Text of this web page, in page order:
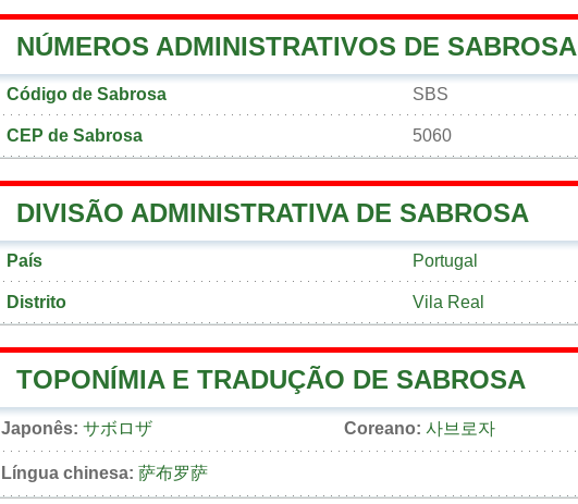
NÚMEROS ADMINISTRATIVOS DE SABROSA
Código de Sabrosa SBS
CEP de Sabrosa 5060
DIVISÃO ADMINISTRATIVA DE SABROSA
País Portugal
Distrito Vila Real
TOPONÍMIA E TRADUÇÃO DE SABROSA
Japonês: サボロザ Coreano: 사브로자
Língua chinesa: 萨布罗萨